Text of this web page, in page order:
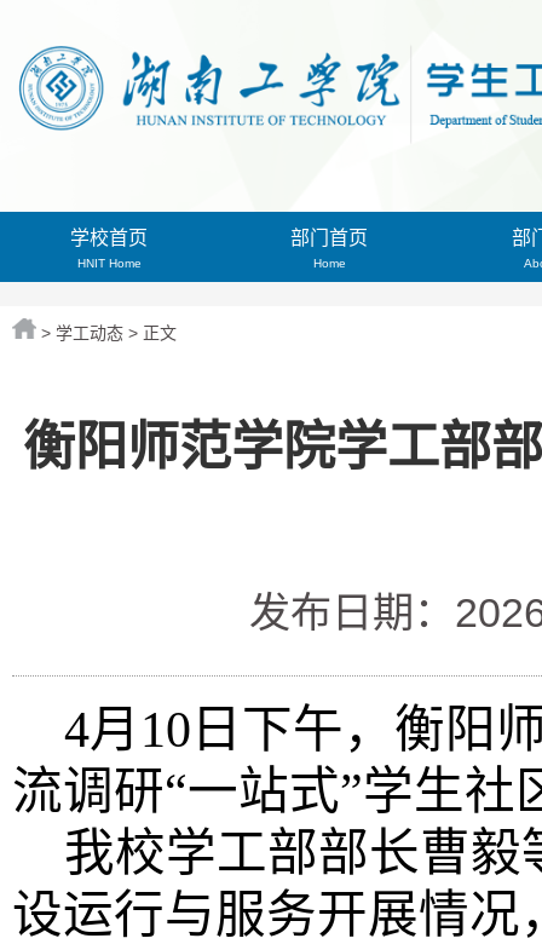
学校首页
HNIT Home
部门首页
Home
部
> 学工动态 > 正文
衡阳师范学院学工部
发布日期：
4月10日下午，衡阳
流调研“一站式”学生社
我校学工部部长曹
设运行与服务开展情